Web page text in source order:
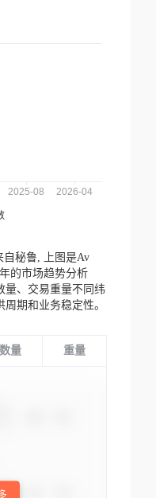
自秘鲁,
上图是Av
的市场趋势分析
量、交易重量不同纬
期和业务稳定性。
数量 重量